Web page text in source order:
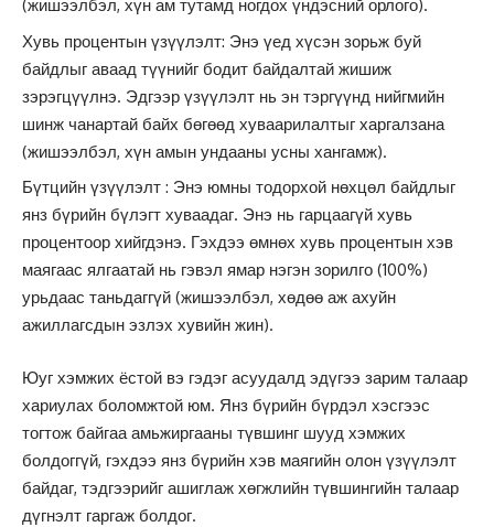
(жишээлбэл, хүн ам тутамд ногдох үндэсний орлого).
Хувь процентын үзүүлэлт: Энэ үед хүсэн зорьж буй
байдлыг аваад түүнийг бодит байдалтай жишиж
зэрэгцүүлнэ. Эдгээр үзүүлэлт нь эн тэргүүнд нийгмийн
шинж чанартай байх бөгөөд хуваарилалтыг харгалзана
(жишээлбэл, хүн амын ундааны усны хангамж).
Бүтцийн үзүүлэлт : Энэ юмны тодорхой нөхцөл байдлыг
янз бүрийн бүлэгт хуваадаг. Энэ нь гарцаагүй хувь
процентоор хийгдэнэ. Гэхдээ өмнөх хувь процентын хэв
маягаас ялгаатай нь гэвэл ямар нэгэн зорилго (100%)
урьдаас таньдаггүй (жишээлбэл, хөдөө аж ахуйн
ажиллагсдын эзлэх хувийн жин).
Юуг хэмжих ёстой вэ гэдэг асуудалд эдүгээ зарим талаар
хариулах боломжтой юм. Янз бүрийн бүрдэл хэсгээс
тогтож байгаа амьжиргааны түвшинг шууд хэмжих
болдоггүй, гэхдээ янз бүрийн хэв маягийн олон үзүүлэлт
байдаг, тэдгээрийг ашиглаж хөгжлийн түвшингийн талаар
дүгнэлт гаргаж болдог.